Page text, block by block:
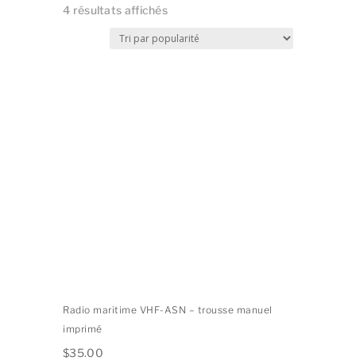
4 résultats affichésTrié
popularité
Radio maritime VHF-ASN – trousse manuel
imprimé
$35.00